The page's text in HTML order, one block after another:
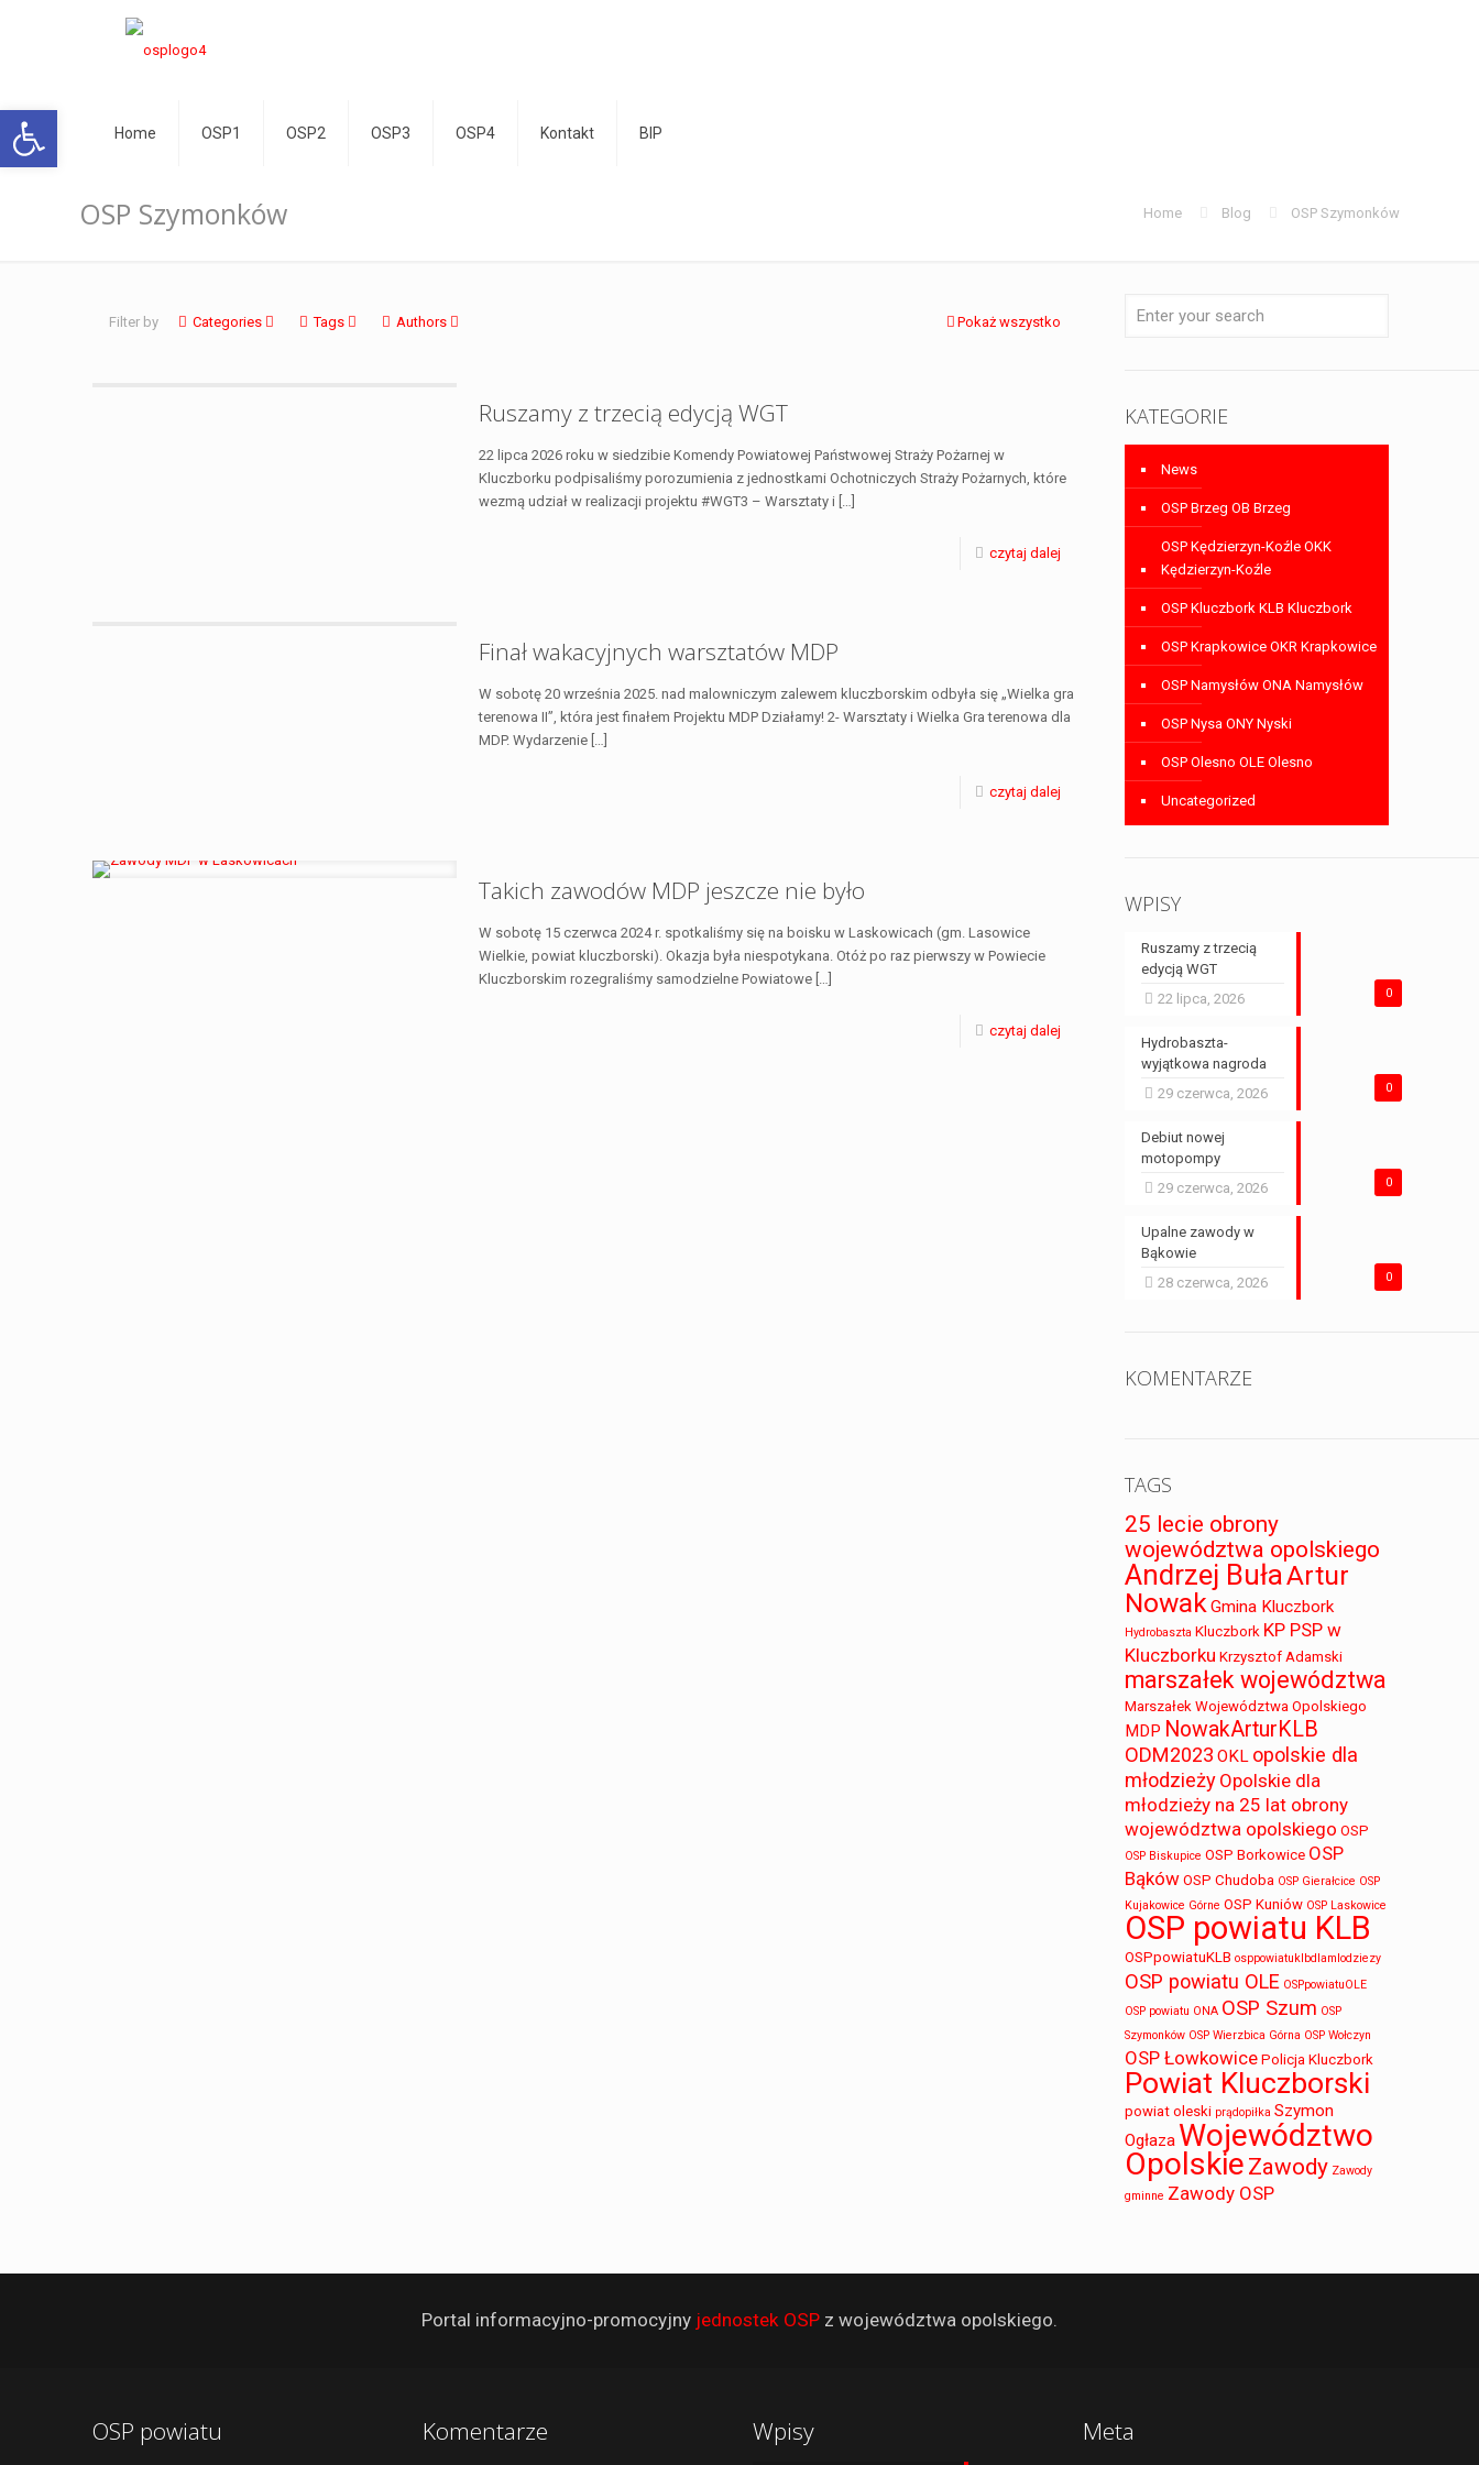
Otwórz pasek narzędzi
Home OSP1 OSP2 OSP3 OSP4 Kontakt BIP
OSP Szymonków Home Blog OSP Szymonków
Filter by Categories Tags Authors Pokaż wszystko
Ruszamy z trzecią edycją WGT
22 lipca 2026 roku w siedzibie Komendy Powiatowej Państwowej Straży Pożarnej w
Kluczborku podpisaliśmy porozumienia z jednostkami Ochotniczych Straży Pożarnych, które
wezmą udział w realizacji projektu #WGT3 – Warsztaty i […]
czytaj dalej
Finał wakacyjnych warsztatów MDP
W sobotę 20 września 2025. nad malowniczym zalewem kluczborskim odbyła się „Wielka gra
terenowa II”, która jest finałem Projektu MDP Działamy! 2- Warsztaty i Wielka Gra terenowa dla
MDP. Wydarzenie […]
czytaj dalej
Takich zawodów MDP jeszcze nie było
W sobotę 15 czerwca 2024 r. spotkaliśmy się na boisku w Laskowicach (gm. Lasowice
Wielkie, powiat kluczborski). Okazja była niespotykana. Otóż po raz pierwszy w Powiecie
Kluczborskim rozegraliśmy samodzielne Powiatowe […]
czytaj dalej
KATEGORIE
News
OSP Brzeg OB Brzeg
OSP Kędzierzyn-Koźle OKK
Kędzierzyn-Koźle
OSP Kluczbork KLB Kluczbork
OSP Krapkowice OKR Krapkowice
OSP Namysłów ONA Namysłów
OSP Nysa ONY Nyski
OSP Olesno OLE Olesno
Uncategorized
WPISY
0
Ruszamy z trzecią
edycją WGT
22 lipca, 2026
0
Hydrobaszta-
wyjątkowa nagroda
29 czerwca, 2026
0
Debiut nowej
motopompy
29 czerwca, 2026
0
Upalne zawody w
Bąkowie
28 czerwca, 2026
KOMENTARZE
TAGS
25 lecie obrony
województwa opolskiego
Andrzej BułaArtur
Nowak Gmina Kluczbork
Hydrobaszta Kluczbork KP PSP w
Kluczborku Krzysztof Adamski
marszałek województwa
Marszałek Województwa Opolskiego
MDP NowakArturKLB
ODM2023 OKL opolskie dla
młodzieży Opolskie dla
młodzieży na 25 lat obrony
województwa opolskiego OSP
OSP Biskupice OSP Borkowice OSP
Bąków OSP Chudoba OSP Gierałcice OSP
Kujakowice Górne OSP Kuniów OSP Laskowice
OSP powiatu KLB
OSPpowiatuKLB osppowiatuklbdlamlodziezy
OSP powiatu OLE OSPpowiatuOLE
OSP powiatu ONA OSP Szum OSP
Szymonków OSP Wierzbica Górna OSP Wołczyn
OSP Łowkowice Policja Kluczbork
Powiat Kluczborski
powiat oleski prądopiłka Szymon
Ogłaza Województwo
Opolskie Zawody Zawody
gminne Zawody OSP
Portal informacyjno-promocyjny jednostek OSP z województwa opolskiego.
OSP powiatu Komentarze Wpisy Meta